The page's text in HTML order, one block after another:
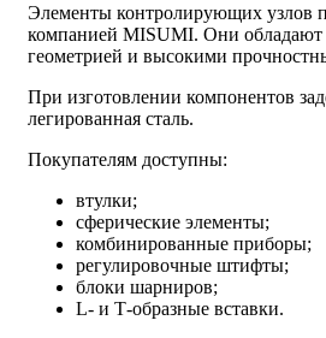
Элементы контролирующих узлов
компанией MISUMI. Они обладают
геометрией и высокими
При изготовлении компонентов
легированная сталь.
Покупателям доступны:
втулки;
сферические элементы;
комбинированные приборы;
регулировочные штифты;
блоки шарниров;
L- и Т-образные вставки.